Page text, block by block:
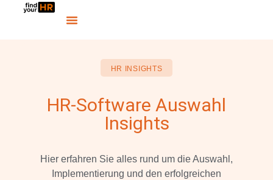
HR INSIGHTS
HR-Software Auswahl
Insights
Hier erfahren Sie alles rund um die Auswahl,
Implementierung und den erfolgreichen